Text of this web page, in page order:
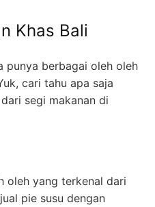
Khas Bali
punya berbagai oleh oleh
cari tahu apa saja
segi makanan di
oleh yang terkenal dari
pie susu dengan